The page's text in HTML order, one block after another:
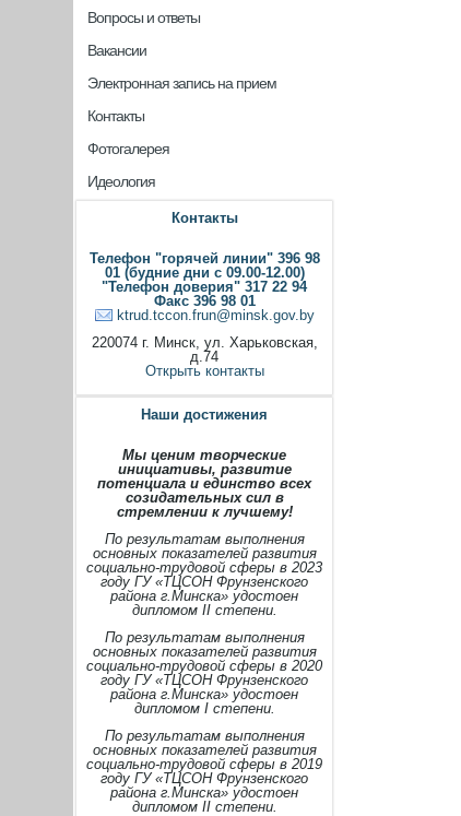
Вопросы и ответы
Вакансии
Электронная запись на прием
Контакты
Фотогалерея
Идеология
Контакты
Телефон "горячей линии" 396 98
01 (будние дни с 09.00-12.00)
"Телефон доверия" 317 22 94
Факс 396 98 01
ktrud.tccon.frun@minsk.gov.by
220074 г. Минск, ул. Харьковская,
д.74
Открыть контакты
Наши достижения
Мы ценим творческие
инициативы, развитие
потенциала и единство всех
созидательных сил в
стремлении к лучшему!
По результатам выполнения
основных показателей развития
социально-трудовой сферы в 2023
году ГУ «ТЦСОН Фрунзенского
района г.Минска» удостоен
дипломом II степени.
По результатам выполнения
основных показателей развития
социально-трудовой сферы в 2020
году ГУ «ТЦСОН Фрунзенского
района г.Минска» удостоен
дипломом I степени.
По результатам выполнения
основных показателей развития
социально-трудовой сферы в 2019
году ГУ «ТЦСОН Фрунзенского
района г.Минска» удостоен
дипломом II степени.